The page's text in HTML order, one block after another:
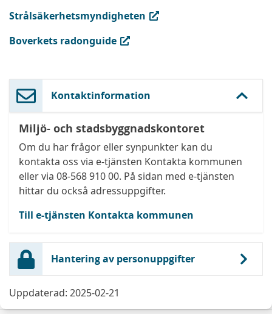
Strålsäkerhetsmyndigheten
(extern länk, öppnas i ny flik)
Boverkets radonguide
(extern länk, öppnas i ny flik)
Kontaktinformation
Miljö- och stadsbyggnadskontoret
Om du har frågor eller synpunkter kan du
kontakta oss via e-tjänsten Kontakta kommunen
eller via 08-568 910 00. På sidan med e-tjänsten
hittar du också adressuppgifter.
Till e-tjänsten Kontakta kommunen
Hantering av personuppgifter
Uppdaterad: 2025-02-21